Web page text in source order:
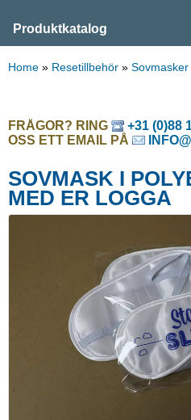
Produktkatalog
Home » Resetillbehör » Sovmasker
FRÅGOR? RING +31 (0)88
OSS ETT EMAIL PÅ
SOVMASK I
MED ER LOGGA